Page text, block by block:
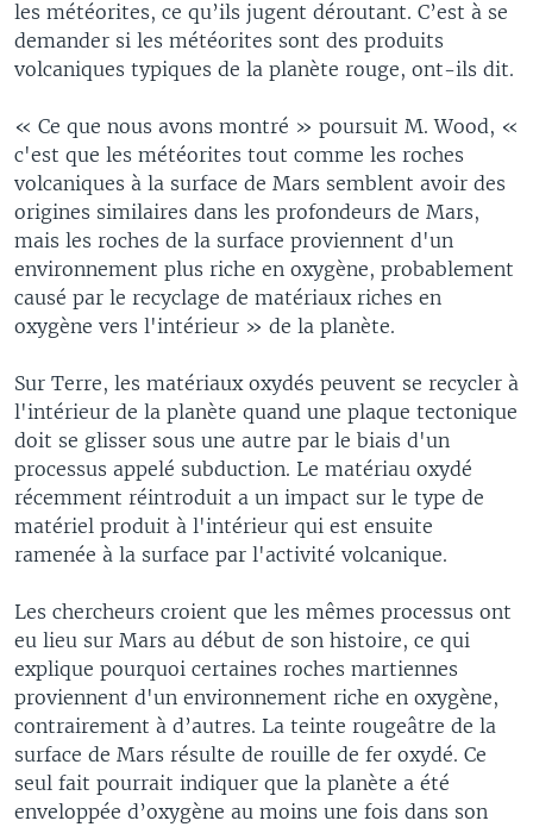
les météorites, ce qu’ils jugent déroutant. C’est à se
demander si les météorites sont des produits
volcaniques typiques de la planète rouge, ont-ils dit.
« Ce que nous avons montré » poursuit M. Wood, «
c'est que les météorites tout comme les roches
volcaniques à la surface de Mars semblent avoir des
origines similaires dans les profondeurs de Mars,
mais les roches de la surface proviennent d'un
environnement plus riche en oxygène, probablement
causé par le recyclage de matériaux riches en
oxygène vers l'intérieur » de la planète.
Sur Terre, les matériaux oxydés peuvent se recycler à
l'intérieur de la planète quand une plaque tectonique
doit se glisser sous une autre par le biais d'un
processus appelé subduction. Le matériau oxydé
récemment réintroduit a un impact sur le type de
matériel produit à l'intérieur qui est ensuite
ramenée à la surface par l'activité volcanique.
Les chercheurs croient que les mêmes processus ont
eu lieu sur Mars au début de son histoire, ce qui
explique pourquoi certaines roches martiennes
proviennent d'un environnement riche en oxygène,
contrairement à d’autres. La teinte rougeâtre de la
surface de Mars résulte de rouille de fer oxydé. Ce
seul fait pourrait indiquer que la planète a été
enveloppée d’oxygène au moins une fois dans son